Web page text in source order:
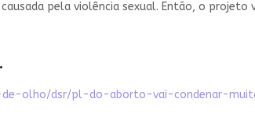
pela violência sexual. Então, o
.
de-olho/dsr/pl-do-aborto-vai-condenar-